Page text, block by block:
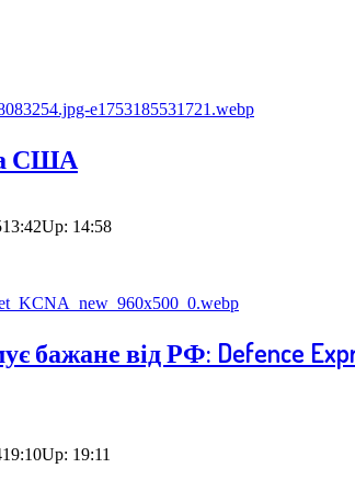
США
13:42Up: 14:58
бажане від РФ: Defence
19:10Up: 19:11